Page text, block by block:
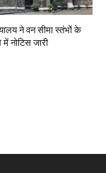
ने वन सीमा स्तंभों के
नोटिस जारी